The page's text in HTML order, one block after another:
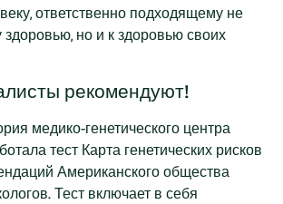
ответственно подходящему не
здоровью, но и к здоровью своих
рекомендуют!
медико-генетического центра
тест Карта генетических рисков
Американского общества
Тест включает в себя